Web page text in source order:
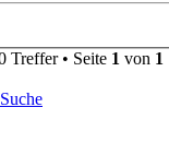
Treffer • Seite 1 von 1